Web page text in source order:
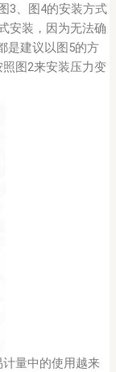
3、图4的安装方式
安装，因为无法确
是建议以图5的方
图2来安装压力变
量中的使用越来